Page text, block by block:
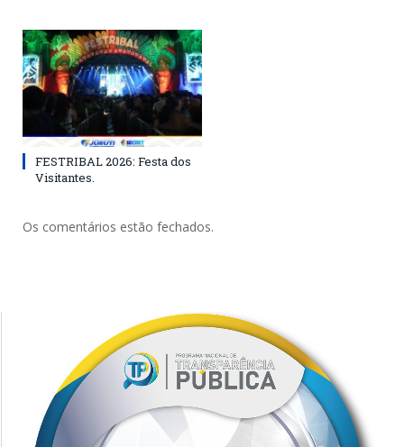
FESTRIBAL 2026: Festa dos
Visitantes.
Os comentários estão fechados.